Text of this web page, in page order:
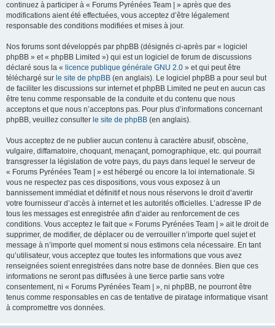
continuez à participer à « Forums Pyrénées Team | » après que des
modifications aient été effectuées, vous acceptez d’être légalement
responsable des conditions modifiées et mises à jour.
Nos forums sont développés par phpBB (désignés ci-après par « logiciel
phpBB » et « phpBB Limited ») qui est un logiciel de forum de discussions
déclaré sous la « licence publique générale GNU 2.0 » et qui peut être
téléchargé sur le site de phpBB (en anglais). Le logiciel phpBB a pour seul but
de faciliter les discussions sur internet et phpBB Limited ne peut en aucun cas
être tenu comme responsable de la conduite et du contenu que nous
acceptons et que nous n’acceptons pas. Pour plus d’informations concernant
phpBB, veuillez consulter le site de phpBB (en anglais).
Vous acceptez de ne publier aucun contenu à caractère abusif, obscène,
vulgaire, diffamatoire, choquant, menaçant, pornographique, etc. qui pourrait
transgresser la législation de votre pays, du pays dans lequel le serveur de
« Forums Pyrénées Team | » est hébergé ou encore la loi internationale. Si
vous ne respectez pas ces dispositions, vous vous exposez à un
bannissement immédiat et définitif et nous nous réservons le droit d’avertir
votre fournisseur d’accès à internet et les autorités officielles. L’adresse IP de
tous les messages est enregistrée afin d’aider au renforcement de ces
conditions. Vous acceptez le fait que « Forums Pyrénées Team | » ait le droit de
supprimer, de modifier, de déplacer ou de verrouiller n’importe quel sujet et
message à n’importe quel moment si nous estimons cela nécessaire. En tant
qu’utilisateur, vous acceptez que toutes les informations que vous avez
renseignées soient enregistrées dans notre base de données. Bien que ces
informations ne seront pas diffusées à une tierce partie sans votre
consentement, ni « Forums Pyrénées Team | », ni phpBB, ne pourront être
tenus comme responsables en cas de tentative de piratage informatique visant
à compromettre vos données.